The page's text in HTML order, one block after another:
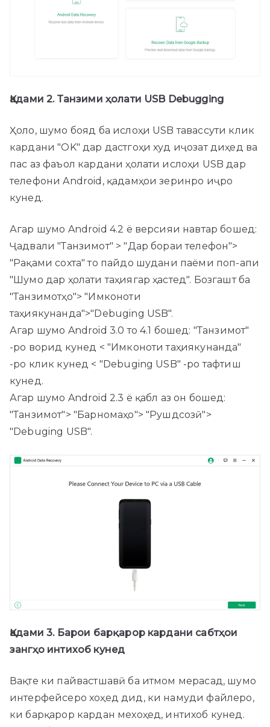
Қадами 2. Танзими ҳолати USB Debugging
Ҳоло, шумо бояд ба ислоҳи USB тавассути клик
кардани "OK" дар дастгоҳи худ иҷозат диҳед ва
пас аз фаъол кардани ҳолати ислоҳи USB дар
телефони Android, қадамҳои зеринро иҷро
кунед.
Агар шумо Android 4.2 ё версияи навтар бошед:
Ҷадвали "Танзимот" > "Дар бораи телефон">
"Рақами сохта" то пайдо шудани паёми поп-апи
"Шумо дар ҳолати таҳиягар ҳастед". Бозгашт ба
"Танзимотҳо"> "Имконоти
таҳиякунанда">"Debuging USB".
Агар шумо Android 3.0 то 4.1 бошед: "Танзимот"
-ро ворид кунед < "Имконоти таҳиякунанда"
-ро клик кунед < "Debuging USB" -ро тафтиш
кунед.
Агар шумо Android 2.3 ё қабл аз он бошед:
"Танзимот"> "Барномаҳо"> "Рушдсозӣ">
"Debuging USB".
Қадами 3. Барои барқарор кардани сабтҳои
зангҳо интихоб кунед
Вақте ки пайвастшавӣ ба итмом мерасад, шумо
интерфейсеро хоҳед дид, ки намуди файлеро,
ки барқарор кардан мехоҳед, интихоб кунед.